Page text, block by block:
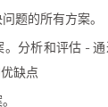
题的所有方案。
分析和评估 -
缺点